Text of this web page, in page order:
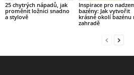
25 chytrých nápadů, jak
proměnit ložnici snadno
a stylově
Inspirace pro
bazény: Jak vytvořit
krásné okolí bazénu
zahradě